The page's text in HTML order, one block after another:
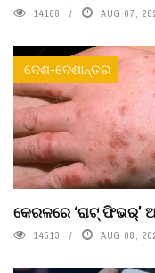
14168 AUG 07,
ଦେଶ-ଦେଶାନ୍ତର
କେରଳରେ ‘ରାଟ୍ ଫିଭର୍’
14513 AUG 08,